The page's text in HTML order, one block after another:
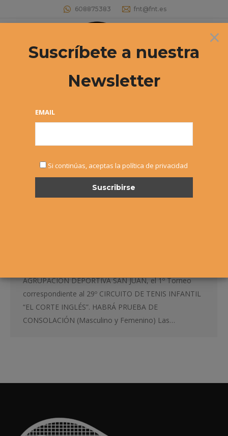
608875383 fnt@fnt.es
Buscar:
Archivos de etiqueta: circuito tenis
29º Circuito Infantil «El Corte
Inglés» – Abierto plazo de
AGRUPACIÓN DEPORTIVA SAN JUAN, el 1º Torneo
correspondiente al 29º CIRCUITO DE TENIS INFANTIL
“EL CORTE INGLÉS”. HABRÁ PRUEBA DE
CONSOLACIÓN (Masculino y Femenino) Las…
×
Suscríbete a nuestra
Newsletter
EMAIL
Si continúas, aceptas la política de privacidad